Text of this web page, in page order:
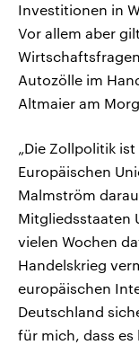
Investitionen in
Vor allem aber
Autozölle im
Altmaier am
„Die Zollpolitik
Europäischen
Malmström
Mitgliedsstaaten
vielen Wochen
Handelskrieg
europäischen
Deutschland
für mich, dass es